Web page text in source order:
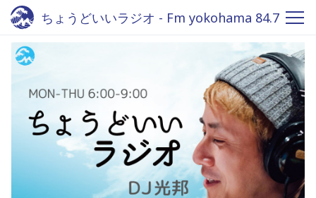
ちょうどいいラジオ - Fm yokohama 84.7